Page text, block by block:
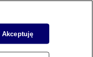
Akceptuję